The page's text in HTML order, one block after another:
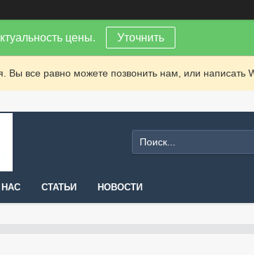
цены. Уточнить
все равно можете позвонить нам, или написать
СТАТЬИ НОВОСТИ